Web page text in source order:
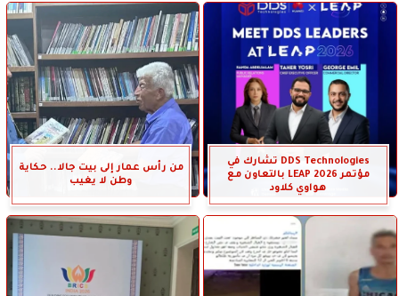
DDS Technologies تشارك في
مؤتمر LEAP 2026 بالتعاون مع
هواوي كلاود
من رأس عمار إلى بيت جالا.. حكاية
وطن لا يغيب